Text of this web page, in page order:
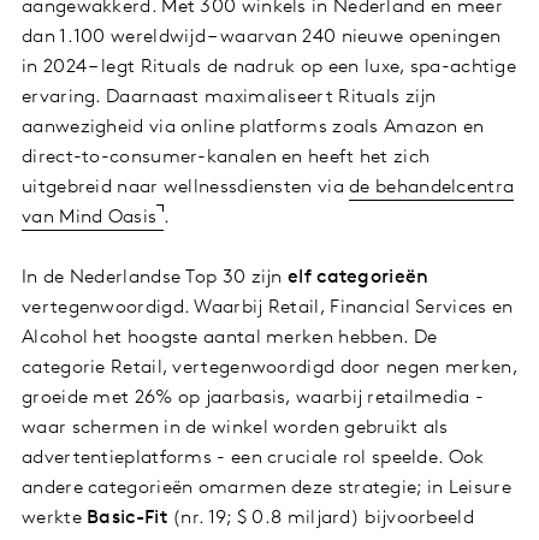
aangewakkerd. Met 300 winkels in Nederland en meer
dan 1.100 wereldwijd – waarvan 240 nieuwe openingen
in 2024 – legt Rituals de nadruk op een luxe, spa-achtige
ervaring. Daarnaast maximaliseert Rituals zijn
aanwezigheid via online platforms zoals Amazon en
direct-to-consumer-kanalen en heeft het zich
uitgebreid naar wellnessdiensten viade behandelcentra
van Mind Oasis .
In de Nederlandse Top 30 zijn elf categorieën
vertegenwoordigd. Waarbij Retail, Financial Services en
Alcohol het hoogste aantal merken hebben. De
categorie Retail, vertegenwoordigd door negen merken,
groeide met 26% op jaarbasis, waarbij retailmedia -
waar schermen in de winkel worden gebruikt als
advertentieplatforms - een cruciale rol speelde. Ook
andere categorieën omarmen deze strategie; in Leisure
werkte Basic-Fit(nr. 19; $ 0.8 miljard) bijvoorbeeld